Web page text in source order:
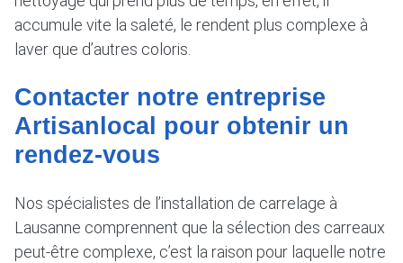
accumule vite la saleté, le rendent plus complexe à
laver que d’autres coloris.
Contacter notre entreprise
Artisanlocal pour obtenir un
rendez-vous
Nos spécialistes de l’installation de carrelage à
Lausanne comprennent que la sélection des carreaux
peut-être complexe, c’est la raison pour laquelle notre